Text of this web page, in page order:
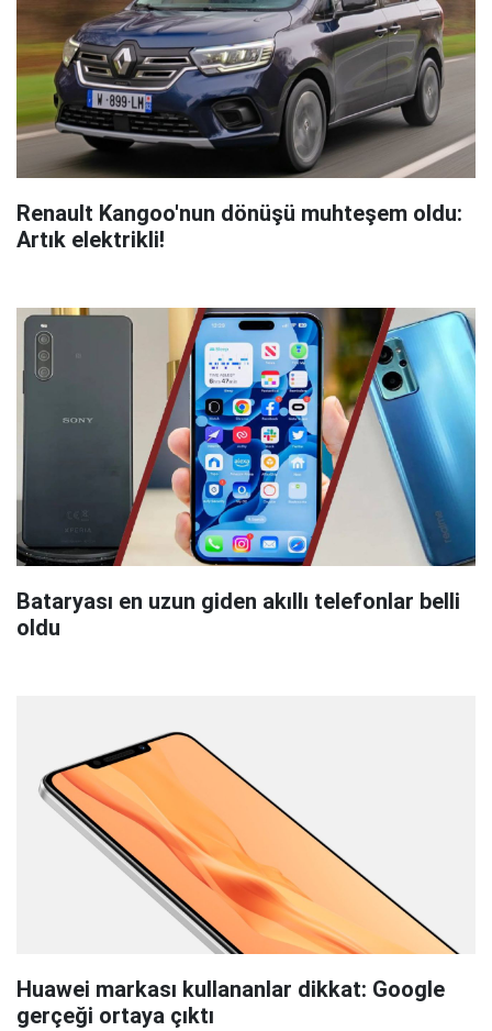
Renault Kangoo'nun dönüşü muhteşem oldu:
Artık elektrikli!
Bataryası en uzun giden akıllı telefonlar belli
oldu
Huawei markası kullananlar dikkat: Google
gerçeği ortaya çıktı